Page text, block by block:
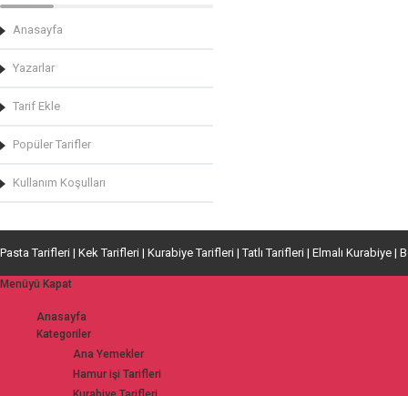
Anasayfa
Yazarlar
Tarif Ekle
Popüler Tarifler
Kullanım Koşulları
Pasta Tarifleri | Kek Tarifleri | Kurabiye Tarifleri | Tatlı Tarifleri | Elmalı Kurabiye |
Menüyü Kapat
Anasayfa
Kategoriler
Ana Yemekler
Hamur işi Tarifleri